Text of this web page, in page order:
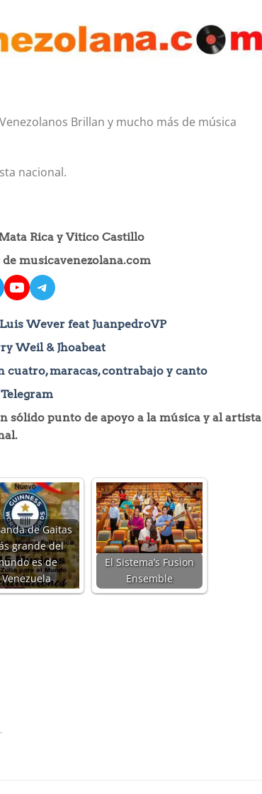
Brillan y mucho más de música
nacional.
Rica y Vitico Castillo
musicavenezolana.com
YouTube
Telegram
Luis Wever feat JuanpedroVP
Weil & Jhoabeat
cuatro, maracas, contrabajo y canto
sólido punto de apoyo a la música y al artista
de Gaitas
grande del
es de
Venezuela
El Sistema’s Fusion
Ensemble